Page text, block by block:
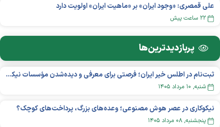
علی قمصری: «وجود ایران» بر «ماهیت ایران» اولویت دارد
۲۲ ساعت پیش
پربازدید‌ترین‌ها
ثبت‌نام در اطلس خیر ایران؛ فرصتی برای معرفی و دیده‌شدن مؤسسات نیکوکاری
شنبه, ۱۰ مرداد ۱۴۰۵
نیکوکاری در عصر هوش مصنوعی؛ وعده‌های بزرگ، پرداخت‌های کوچک؟
پنجشنبه, ۰۸ مرداد ۱۴۰۵